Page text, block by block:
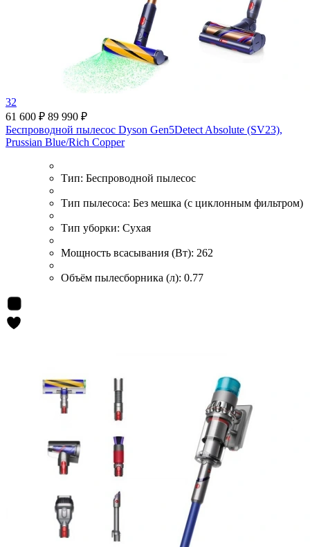
32
61 600 ₽ 89 990 ₽
Беспроводной пылесос Dyson Gen5Detect Absolute (SV23),
Prussian Blue/Rich Copper
Тип: Беспроводной пылесос
Тип пылесоса: Без мешка (с циклонным фильтром)
Тип уборки: Сухая
Мощность всасывания (Вт): 262
Объём пылесборника (л): 0.77